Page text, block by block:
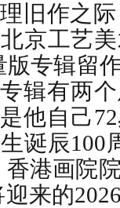
旧作之
京工艺
版专辑留
辑有两
他自己
诞辰100
港画院
来的